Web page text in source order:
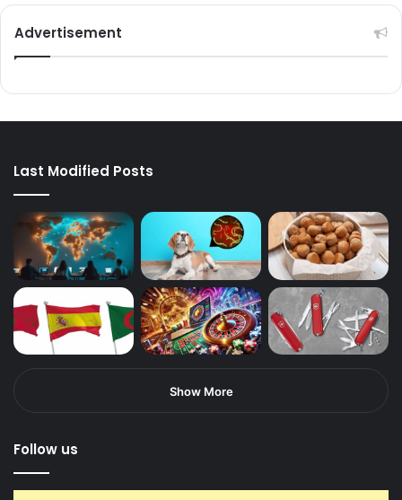
Advertisement
Last Modified Posts
Show More
Follow us